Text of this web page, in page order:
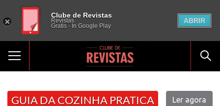
GUIA DA COZINHA PRATICA Ler agora
Clube de Revistas
Revistas
Gratis - In Google Play
ABRIR